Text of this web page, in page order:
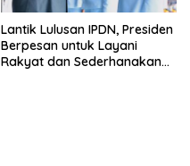
Lantik Lulusan IPDN, Presiden
Berpesan untuk Layani
Rakyat dan Sederhanakan